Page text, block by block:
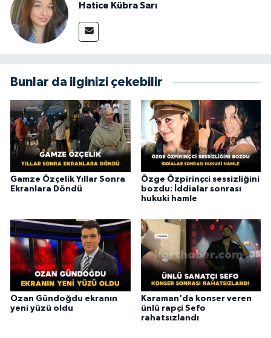
Hatice Kübra Sarı
Bunlar da ilginizi çekebilir
Gamze Özçelik Yıllar Sonra
Ekranlara Döndü
Özge Özpirinçci sessizliğini
bozdu: İddialar sonrası
hukuki hamle
Ozan Gündoğdu ekranın
yeni yüzü oldu
Karaman'da konser veren
ünlü rapçi Sefo
rahatsızlandı